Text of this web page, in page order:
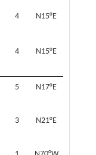
4 N15°E
4 N15°E
5 N17°E
3 N21°E